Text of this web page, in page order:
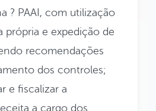
? PAAI, com utilização
própria e expedição de
recomendações
dos controles;
e fiscalizar a
a cargo dos